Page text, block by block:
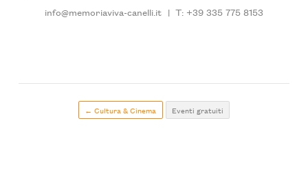
info@memoriaviva-canelli.it | T: +39 335 775 8153
← Cultura & Cinema Eventi gratuiti